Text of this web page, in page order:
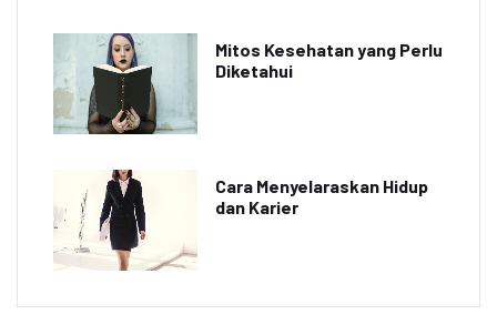
Mitos Kesehatan yang Perlu
Diketahui
Cara Menyelaraskan Hidup
dan Karier